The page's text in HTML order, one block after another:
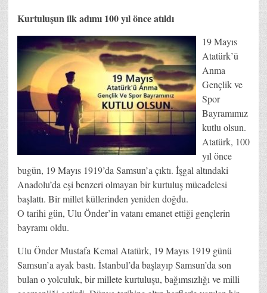
Kurtuluşun ilk adımı 100 yıl önce atıldı
19 Mayıs
Atatürk’ü
Anma
Gençlik ve
Spor
Bayramımız
kutlu olsun.
Atatürk, 100
yıl önce
bugün, 19 Mayıs 1919’da Samsun’a çıktı. İşgal altındaki
Anadolu’da eşi benzeri olmayan bir kurtuluş mücadelesi
başlattı. Bir millet küllerinden yeniden doğdu.
O tarihi gün, Ulu Önder’in vatanı emanet ettiği gençlerin
bayramı oldu.
Ulu Önder Mustafa Kemal Atatürk, 19 Mayıs 1919 günü
Samsun’a ayak bastı. İstanbul’da başlayıp Samsun’da son
bulan o yolculuk, bir millete kurtuluşu, bağımsızlığı ve milli